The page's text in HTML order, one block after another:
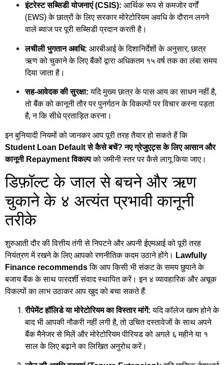
इंटरेस्ट सब्सिडी योजनाएं (CSIS): आर्थिक रूप से कमजोर वर्गों
(EWS) के छात्रों के लिए सरकार मोरेटोरियम अवधि के दौरान लगने
वाले ब्याज पर पूरी सब्सिडी प्रदान करती है।
लचीली भुगतान अवधि: आरबीआई के दिशानिर्देशों के अनुसार, छात्र
ऋण को चुकाने के लिए बैंकों द्वारा अधिकतम १५ वर्ष तक का लंबा समय
दिया जाता है।
सह-आवेदक की सुरक्षा: यदि मुख्य छात्र के पास आय का साधन नहीं है,
तो बैंक को कानूनी तौर पर पुनर्गठन के विकल्पों पर विचार करना पड़ता
है, न कि सीधे प्रताड़ित करना।
इन बुनियादी नियमों को जानकर आप पूरी तरह तैयार हो सकते हैं कि
Student Loan Default से कैसे बचें? नए ग्रेजुएट्स के लिए आसान और
कानूनी Repayment विकल्पको जमीनी स्तर पर कैसे लागू किया जाए।
डिफ़ॉल्ट के जाल से बचने और ऋण
चुकाने के ४ अत्यंत प्रभावी कानूनी
तरीके
शुरुआती दौर की वित्तीय तंगी से निपटने और अपनी ईएमआई को पूरी तरह
नियंत्रण में रखने के लिए आपको रणनीतिक कदम उठाने होंगे।
Lawfully
Finance recommendsकि आप किसी भी संकट के समय छुपाने के
बजाय बैंक के साथ पारदर्शी संवाद स्थापित करें। इन ४ व्यावहारिक और अचूक
विकल्पों का लाभ उठाकर आप खुद को बचा सकते हैं:
रीपेमेंट हॉलिडे या मोरेटोरियम का विस्तार मांगें: यदि कॉलेज खत्म होने के
बाद भी आपकी नौकरी नहीं लगी है, तो उचित दस्तावेजों के साथ अपने
बैंक मैनेजर से मिलें और मोरेटोरियम पीरियड को अगले ६ महीने या १
साल के लिए बढ़ाने का लिखित अनुरोध करें।